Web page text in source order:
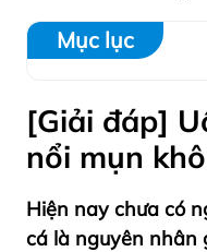
Mục lục
[Giải đáp]
nổi mụn
Hiện nay chưa có
cá là nguyên nhân